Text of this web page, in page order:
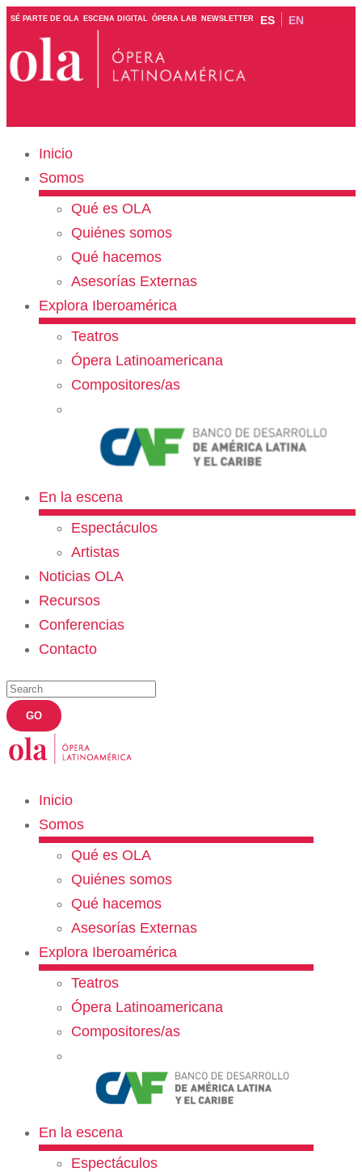
SÉ PARTE DE OLA ESCENA DIGITAL ÓPERA LAB NEWSLETTER ES EN
Inicio
Somos
Qué es OLA
Quiénes somos
Qué hacemos
Asesorías Externas
Explora Iberoamérica
Teatros
Ópera Latinoamericana
Compositores/as
En la escena
Espectáculos
Artistas
Noticias OLA
Recursos
Conferencias
Contacto
Inicio
Somos
Qué es OLA
Quiénes somos
Qué hacemos
Asesorías Externas
Explora Iberoamérica
Teatros
Ópera Latinoamericana
Compositores/as
En la escena
Espectáculos